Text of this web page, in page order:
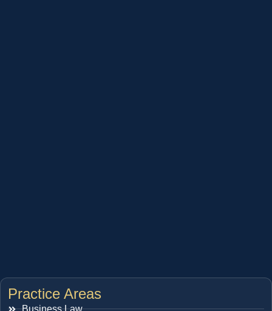
Practice Areas
Business Law